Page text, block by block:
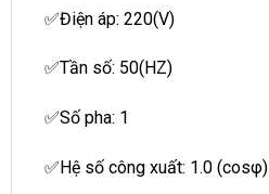
✅Điện áp: 220(V)
✅Tần số: 50(HZ)
✅Số pha: 1
✅Hệ số công xuất: 1.0 (cosφ)